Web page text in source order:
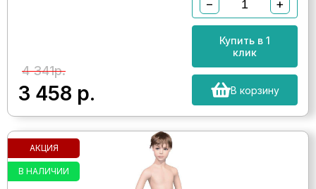
4 341р.
3 458 р.
− +
Купить в 1
клик
В корзину
АКЦИЯ
В НАЛИЧИИ